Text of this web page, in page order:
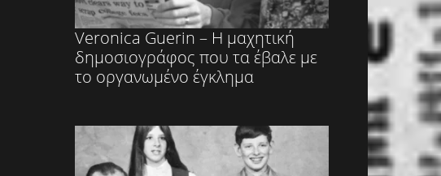
Veronica Guerin – Η μαχητική
δημοσιογράφος που τα έβαλε με
το οργανωμένο έγκλημα